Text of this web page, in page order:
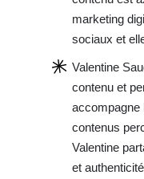
marketing
sociaux et
Valentine
contenu et
accompagne
contenus
Valentine
et